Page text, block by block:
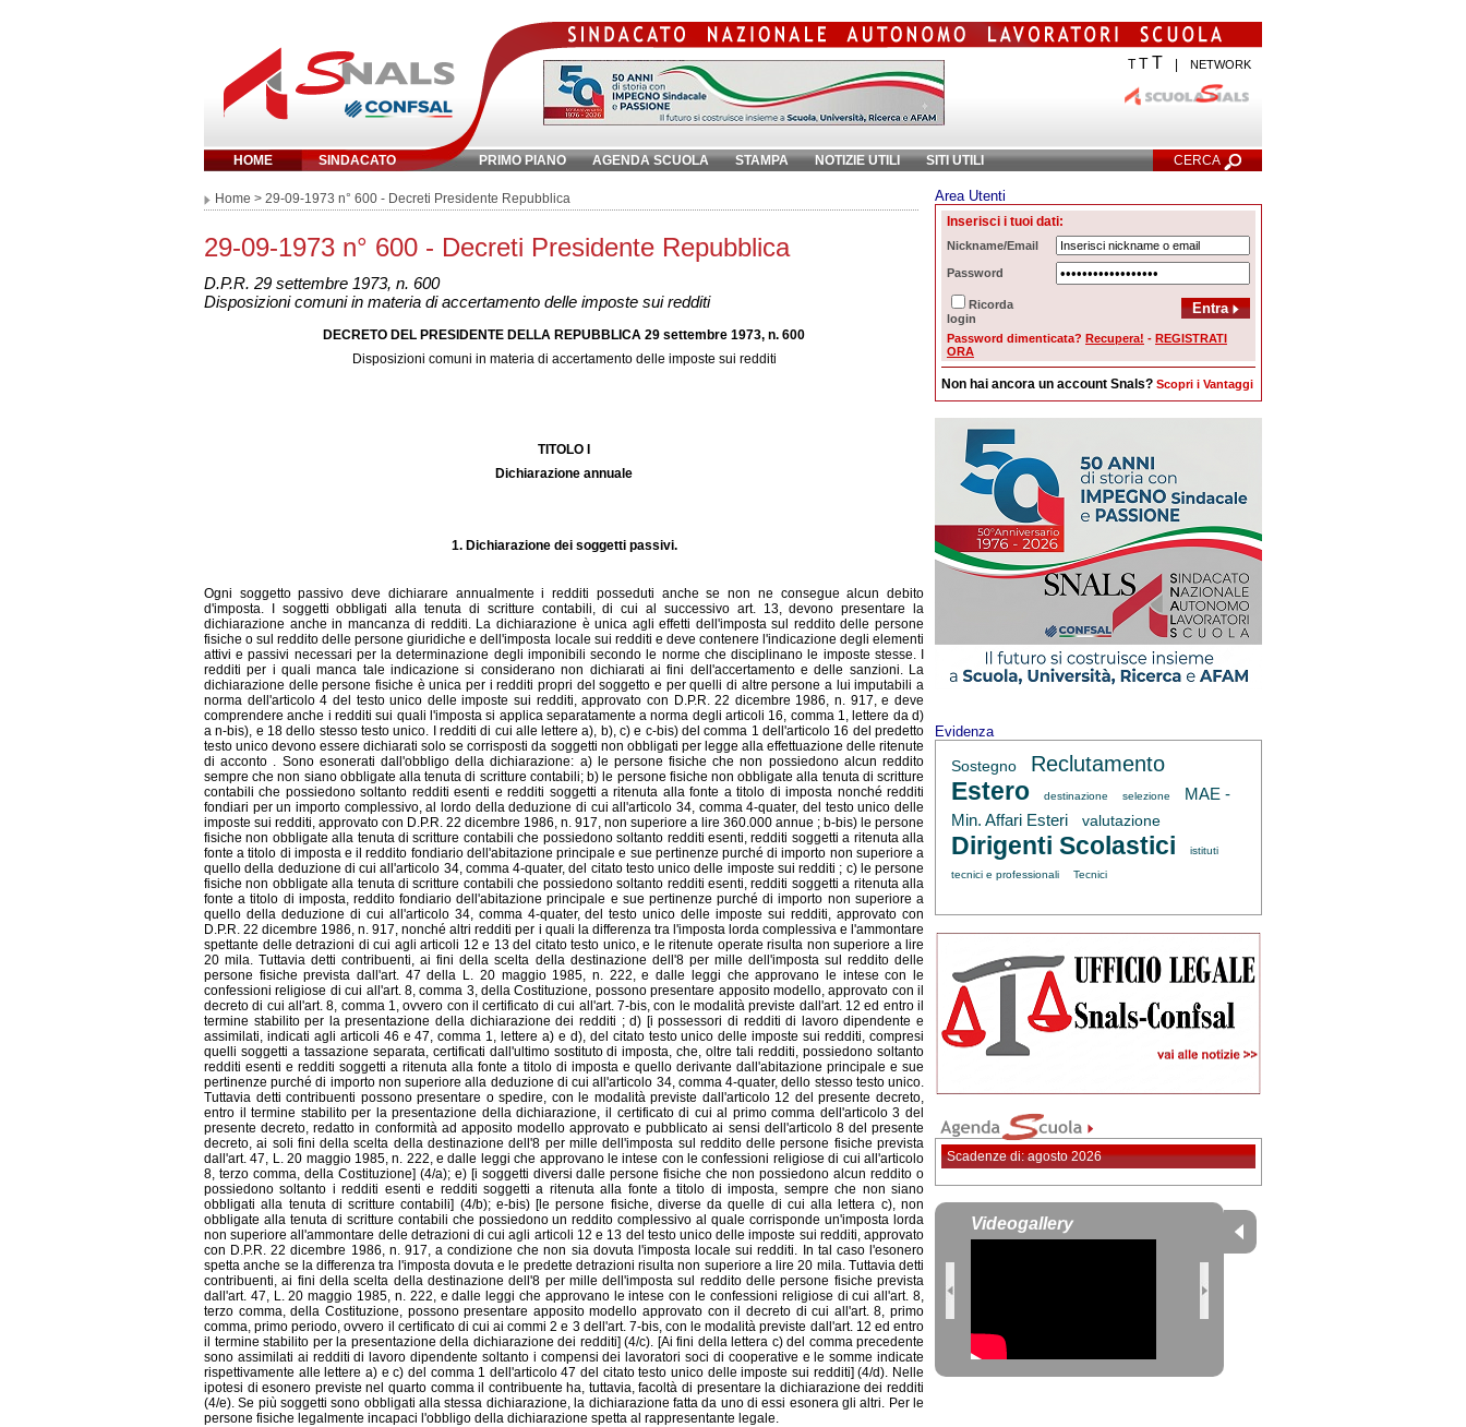
T TT NETWORK
HOME SINDACATO PRIMO PIANO AGENDA SCUOLA STAMPA NOTIZIE UTILI SITI UTILI CERCA
Inserisci parola chiave: Ricerca Avanzata
Home > 29-09-1973 n° 600 - Decreti Presidente Repubblica
29-09-1973 n° 600 - Decreti Presidente Repubblica
D.P.R. 29 settembre 1973, n. 600
Disposizioni comuni in materia di accertamento delle imposte sui redditi
DECRETO DEL PRESIDENTE DELLA REPUBBLICA 29 settembre 1973, n. 600
Disposizioni comuni in materia di accertamento delle imposte sui redditi
TITOLO I
Dichiarazione annuale
1. Dichiarazione dei soggetti passivi.
Ogni soggetto passivo deve dichiarare annualmente i redditi posseduti anche se non ne consegue alcun debito
d'imposta. I soggetti obbligati alla tenuta di scritture contabili, di cui al successivo art. 13, devono presentare la
dichiarazione anche in mancanza di redditi. La dichiarazione è unica agli effetti dell'imposta sul reddito delle persone
fisiche o sul reddito delle persone giuridiche e dell'imposta locale sui redditi e deve contenere l'indicazione degli elementi
attivi e passivi necessari per la determinazione degli imponibili secondo le norme che disciplinano le imposte stesse. I
redditi per i quali manca tale indicazione si considerano non dichiarati ai fini dell'accertamento e delle sanzioni. La
dichiarazione delle persone fisiche è unica per i redditi propri del soggetto e per quelli di altre persone a lui imputabili a
norma dell'articolo 4 del testo unico delle imposte sui redditi, approvato con D.P.R. 22 dicembre 1986, n. 917, e deve
comprendere anche i redditi sui quali l'imposta si applica separatamente a norma degli articoli 16, comma 1, lettere da d)
a n-bis), e 18 dello stesso testo unico. I redditi di cui alle lettere a), b), c) e c-bis) del comma 1 dell'articolo 16 del predetto
testo unico devono essere dichiarati solo se corrisposti da soggetti non obbligati per legge alla effettuazione delle ritenute
di acconto . Sono esonerati dall'obbligo della dichiarazione: a) le persone fisiche che non possiedono alcun reddito
sempre che non siano obbligate alla tenuta di scritture contabili; b) le persone fisiche non obbligate alla tenuta di scritture
contabili che possiedono soltanto redditi esenti e redditi soggetti a ritenuta alla fonte a titolo di imposta nonché redditi
fondiari per un importo complessivo, al lordo della deduzione di cui all'articolo 34, comma 4-quater, del testo unico delle
imposte sui redditi, approvato con D.P.R. 22 dicembre 1986, n. 917, non superiore a lire 360.000 annue ; b-bis) le persone
fisiche non obbligate alla tenuta di scritture contabili che possiedono soltanto redditi esenti, redditi soggetti a ritenuta alla
fonte a titolo di imposta e il reddito fondiario dell'abitazione principale e sue pertinenze purché di importo non superiore a
quello della deduzione di cui all'articolo 34, comma 4-quater, del citato testo unico delle imposte sui redditi ; c) le persone
fisiche non obbligate alla tenuta di scritture contabili che possiedono soltanto redditi esenti, redditi soggetti a ritenuta alla
fonte a titolo di imposta, reddito fondiario dell'abitazione principale e sue pertinenze purché di importo non superiore a
quello della deduzione di cui all'articolo 34, comma 4-quater, del testo unico delle imposte sui redditi, approvato con
D.P.R. 22 dicembre 1986, n. 917, nonché altri redditi per i quali la differenza tra l'imposta lorda complessiva e l'ammontare
spettante delle detrazioni di cui agli articoli 12 e 13 del citato testo unico, e le ritenute operate risulta non superiore a lire
20 mila. Tuttavia detti contribuenti, ai fini della scelta della destinazione dell'8 per mille dell'imposta sul reddito delle
persone fisiche prevista dall'art. 47 della L. 20 maggio 1985, n. 222, e dalle leggi che approvano le intese con le
confessioni religiose di cui all'art. 8, comma 3, della Costituzione, possono presentare apposito modello, approvato con il
decreto di cui all'art. 8, comma 1, ovvero con il certificato di cui all'art. 7-bis, con le modalità previste dall'art. 12 ed entro il
termine stabilito per la presentazione della dichiarazione dei redditi ; d) [i possessori di redditi di lavoro dipendente e
assimilati, indicati agli articoli 46 e 47, comma 1, lettere a) e d), del citato testo unico delle imposte sui redditi, compresi
quelli soggetti a tassazione separata, certificati dall'ultimo sostituto di imposta, che, oltre tali redditi, possiedono soltanto
redditi esenti e redditi soggetti a ritenuta alla fonte a titolo di imposta e quello derivante dall'abitazione principale e sue
pertinenze purché di importo non superiore alla deduzione di cui all'articolo 34, comma 4-quater, dello stesso testo unico.
Tuttavia detti contribuenti possono presentare o spedire, con le modalità previste dall'articolo 12 del presente decreto,
entro il termine stabilito per la presentazione della dichiarazione, il certificato di cui al primo comma dell'articolo 3 del
presente decreto, redatto in conformità ad apposito modello approvato e pubblicato ai sensi dell'articolo 8 del presente
decreto, ai soli fini della scelta della destinazione dell'8 per mille dell'imposta sul reddito delle persone fisiche prevista
dall'art. 47, L. 20 maggio 1985, n. 222, e dalle leggi che approvano le intese con le confessioni religiose di cui all'articolo
8, terzo comma, della Costituzione] (4/a); e) [i soggetti diversi dalle persone fisiche che non possiedono alcun reddito o
possiedono soltanto i redditi esenti e redditi soggetti a ritenuta alla fonte a titolo di imposta, sempre che non siano
obbligati alla tenuta di scritture contabili] (4/b); e-bis) [le persone fisiche, diverse da quelle di cui alla lettera c), non
obbligate alla tenuta di scritture contabili che possiedono un reddito complessivo al quale corrisponde un'imposta lorda
non superiore all'ammontare delle detrazioni di cui agli articoli 12 e 13 del testo unico delle imposte sui redditi, approvato
con D.P.R. 22 dicembre 1986, n. 917, a condizione che non sia dovuta l'imposta locale sui redditi. In tal caso l'esonero
spetta anche se la differenza tra l'imposta dovuta e le predette detrazioni risulta non superiore a lire 20 mila. Tuttavia detti
contribuenti, ai fini della scelta della destinazione dell'8 per mille dell'imposta sul reddito delle persone fisiche prevista
dall'art. 47, L. 20 maggio 1985, n. 222, e dalle leggi che approvano le intese con le confessioni religiose di cui all'art. 8,
terzo comma, della Costituzione, possono presentare apposito modello approvato con il decreto di cui all'art. 8, primo
comma, primo periodo, ovvero il certificato di cui ai commi 2 e 3 dell'art. 7-bis, con le modalità previste dall'art. 12 ed entro
il termine stabilito per la presentazione della dichiarazione dei redditi] (4/c). [Ai fini della lettera c) del comma precedente
sono assimilati ai redditi di lavoro dipendente soltanto i compensi dei lavoratori soci di cooperative e le somme indicate
rispettivamente alle lettere a) e c) del comma 1 dell'articolo 47 del citato testo unico delle imposte sui redditi] (4/d). Nelle
ipotesi di esonero previste nel quarto comma il contribuente ha, tuttavia, facoltà di presentare la dichiarazione dei redditi
(4/e). Se più soggetti sono obbligati alla stessa dichiarazione, la dichiarazione fatta da uno di essi esonera gli altri. Per le
persone fisiche legalmente incapaci l'obbligo della dichiarazione spetta al rappresentante legale.
Area Utenti
Inserisci i tuoi dati:
Nickname/Email
Password
Ricorda
login
Password dimenticata? Recupera! - REGISTRATI
ORA
Non hai ancora un account Snals? Scopri i Vantaggi
Evidenza
Sostegno Reclutamento
Estero destinazione selezione
MAE -
Min. Affari Esteri
valutazione
Dirigenti Scolastici
istituti
tecnici e professionali
Tecnici
Scadenze di: agosto 2026
Videogallery